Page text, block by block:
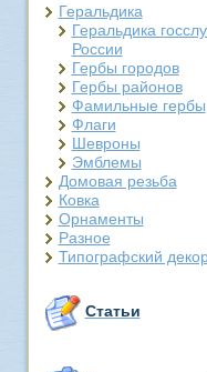
Геральдика
Геральдика
России
Гербы городов
Гербы районов
Фамильные гербы
Флаги
Шевроны
Эмблемы
Домовая резьба
Ковка
Орнаменты
Разное
Типографский
Статьи